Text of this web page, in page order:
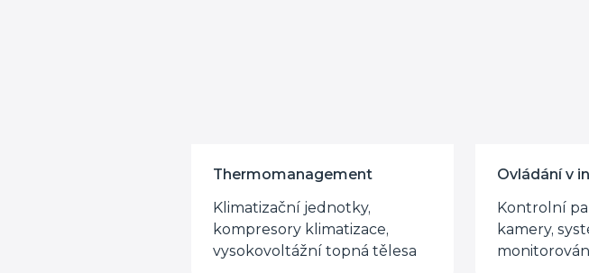
Thermomanagement
Klimatizační jednotky,
kompresory klimatizace,
vysokovoltážní topná tělesa
Ovládání v
Kontrolní
kamery,